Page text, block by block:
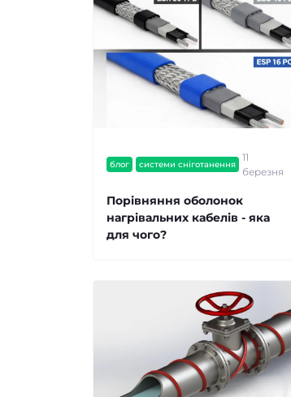
блог системи сніготанення
11
березня
Порівняння оболонок
нагрівальних кабелів - яка
для чого?